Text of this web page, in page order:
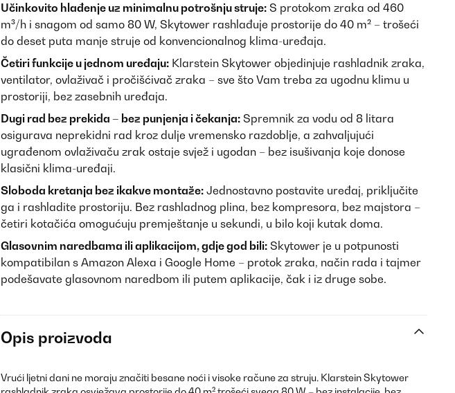
Učinkovito hlađenje uz minimalnu potrošnju struje: S protokom zraka od 460
m³/h i snagom od samo 80 W, Skytower rashlađuje prostorije do 40 m² – trošeći
do deset puta manje struje od konvencionalnog klima-uređaja.
Četiri funkcije u jednom uređaju: Klarstein Skytower objedinjuje rashladnik zraka,
ventilator, ovlaživač i pročišćivač zraka – sve što Vam treba za ugodnu klimu u
prostoriji, bez zasebnih uređaja.
Dugi rad bez prekida – bez punjenja i čekanja: Spremnik za vodu od 8 litara
osigurava neprekidni rad kroz dulje vremensko razdoblje, a zahvaljujući
ugrađenom ovlaživaču zrak ostaje svjež i ugodan – bez isušivanja koje donose
klasični klima-uređaji.
Sloboda kretanja bez ikakve montaže: Jednostavno postavite uređaj, priključite
ga i rashladite prostoriju. Bez rashladnog plina, bez kompresora, bez majstora –
četiri kotačića omogućuju premještanje u sekundi, u bilo koji kutak doma.
Glasovnim naredbama ili aplikacijom, gdje god bili: Skytower je u potpunosti
kompatibilan s Amazon Alexa i Google Home – protok zraka, način rada i tajmer
podešavate glasovnom naredbom ili putem aplikacije, čak i iz druge sobe.
Opis proizvoda
Vrući ljetni dani ne moraju značiti besane noći i visoke račune za struju. Klarstein Skytower